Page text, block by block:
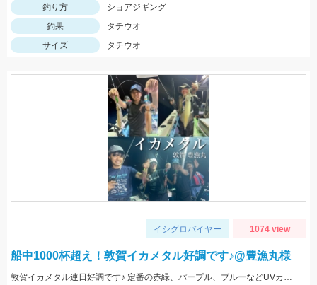
釣り方
ショアジギング
釣果
タチウオ
サイズ
タチウオ
イシグロバイヤー 1074 view
船中1000杯超え！敦賀イカメタル好調です♪@豊漁丸様
敦賀イカメタル連日好調です♪ 定番の赤緑、パープル、ブルーなどUVカラーが特に好反応でした！